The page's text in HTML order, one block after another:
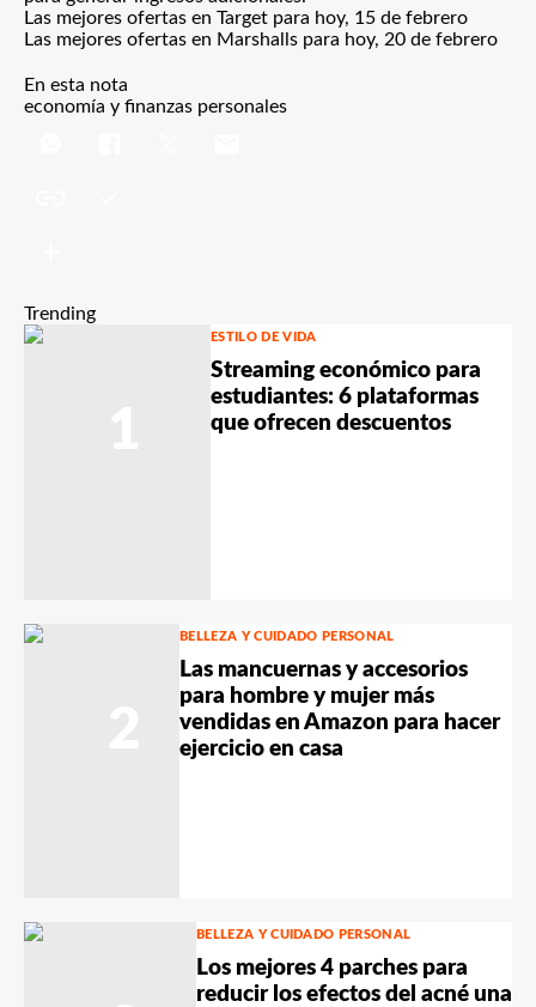
Las mejores ofertas en Target para hoy, 15 de febrero
Las mejores ofertas en Marshalls para hoy, 20 de febrero
En esta nota
economía y finanzas personales
Trending
ESTILO DE VIDA
Streaming económico para
estudiantes: 6 plataformas
que ofrecen descuentos
BELLEZA Y CUIDADO PERSONAL
Las mancuernas y accesorios
para hombre y mujer más
vendidas en Amazon para hacer
ejercicio en casa
BELLEZA Y CUIDADO PERSONAL
Los mejores 4 parches para
reducir los efectos del acné una